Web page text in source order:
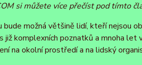
si můžete více přečíst pod tímto
bude možná většině lidí, kteří
již komplexních poznatků a mnoha
na okolní prostředí a na lidský